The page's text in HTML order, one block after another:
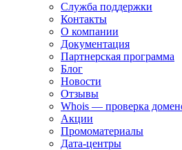
Служба поддержки
Контакты
О компании
Документация
Партнерская программа
Блог
Новости
Отзывы
Whois — проверка
Акции
Промоматериалы
Дата-центры